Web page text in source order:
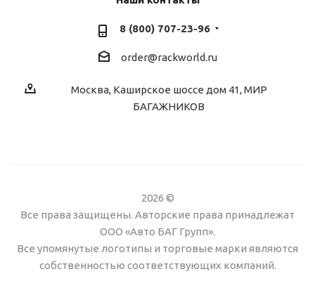
8 (800) 707-23-96
order@rackworld.ru
Москва, Каширское шоссе дом 41, МИР
БАГАЖНИКОВ
2026 ©
Все права защищены. Авторские права принадлежат
ООО «Авто БАГ Групп».
Все упомянутые логотипы и торговые марки являются
собственностью соответствующих компаний.